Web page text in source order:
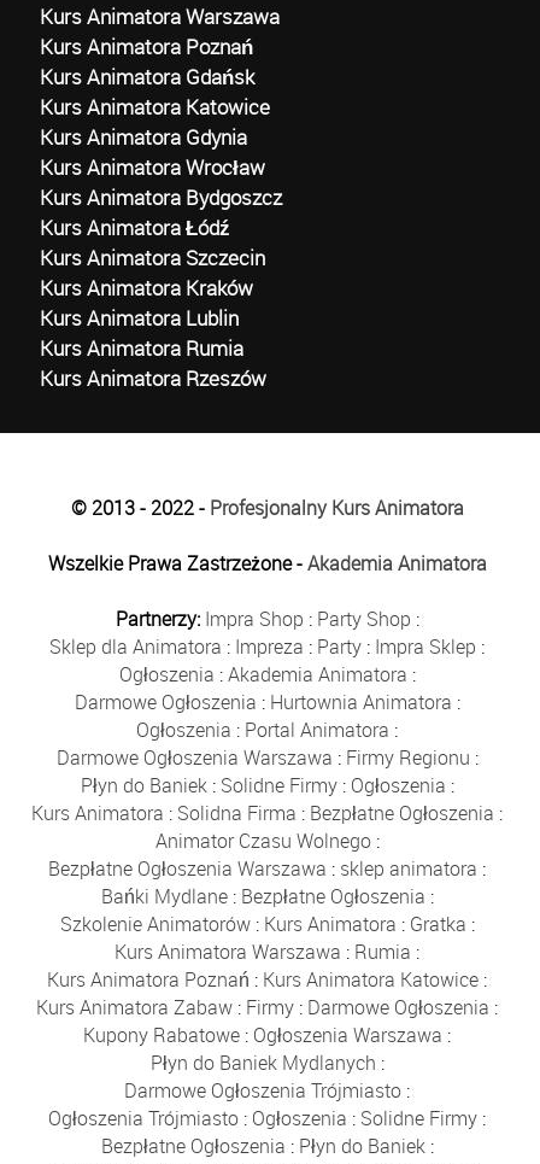
Kurs Animatora Warszawa
Kurs Animatora Poznań
Kurs Animatora Gdańsk
Kurs Animatora Katowice
Kurs Animatora Gdynia
Kurs Animatora Wrocław
Kurs Animatora Bydgoszcz
Kurs Animatora Łódź
Kurs Animatora Szczecin
Kurs Animatora Kraków
Kurs Animatora Lublin
Kurs Animatora Rumia
Kurs Animatora Rzeszów
© 2013 - 2022 - Profesjonalny Kurs Animatora
Wszelkie Prawa Zastrzeżone -Akademia Animatora
Partnerzy: Impra Shop : Party Shop :
Sklep dla Animatora : Impreza : Party : Impra Sklep :
Ogłoszenia :Akademia Animatora :
Darmowe Ogłoszenia : Hurtownia Animatora :
Ogłoszenia : Portal Animatora :
Darmowe Ogłoszenia Warszawa : Firmy Regionu :
Płyn do Baniek: Solidne Firmy: Ogłoszenia :
Kurs Animatora : Solidna Firma : Bezpłatne Ogłoszenia :
Animator Czasu Wolnego:
Bezpłatne Ogłoszenia Warszawa : sklep animatora :
Bańki Mydlane: Bezpłatne Ogłoszenia :
Szkolenie Animatorów: Kurs Animatora : Gratka :
Kurs Animatora Warszawa : Rumia :
Kurs Animatora Poznań : Kurs Animatora Katowice :
Kurs Animatora Zabaw : Firmy : Darmowe Ogłoszenia :
Kupony Rabatowe : Ogłoszenia Warszawa :
Płyn do Baniek Mydlanych :
Darmowe Ogłoszenia Trójmiasto :
Ogłoszenia Trójmiasto : Ogłoszenia : Solidne Firmy :
Bezpłatne Ogłoszenia : Płyn do Baniek: